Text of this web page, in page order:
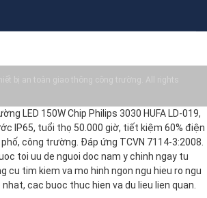
bị an toàn giao thông công trường. All rights
LED 150W Chip Philips 3030 HUFA LD-019,
IP65, tuổi thọ 50.000 giờ, tiết kiệm 60% điện
công trường. Đáp ứng TCVN 7114-3:2008.
toi uu de nguoi doc nam y chinh ngay tu
cu tim kiem va mo hinh ngon ngu hieu ro ngu
cac buoc thuc hien va du lieu lien quan.